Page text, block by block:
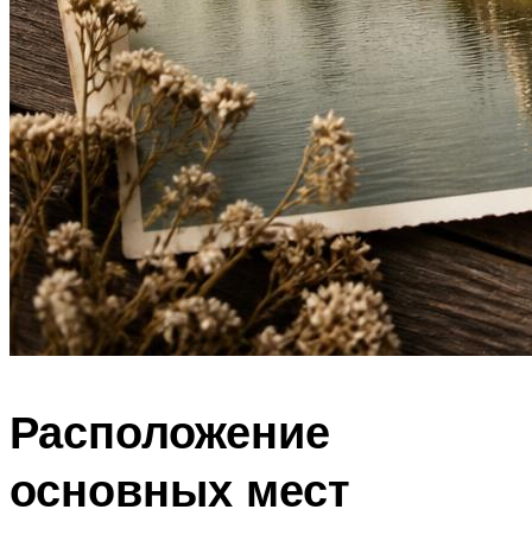
Расположение
основных мест